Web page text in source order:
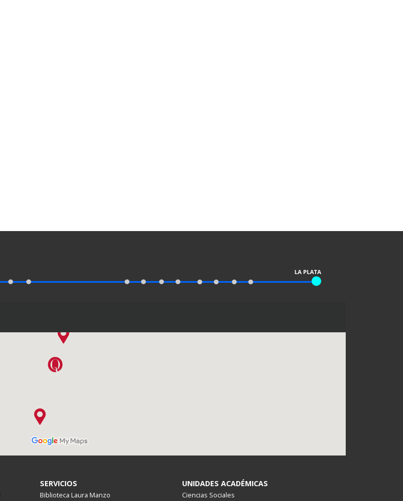
SERVICIOS
Biblioteca Laura Manzo
UNIDADES ACADÉMICAS
Ciencias Sociales